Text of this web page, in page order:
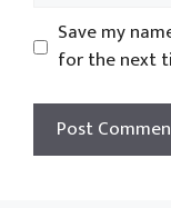
Save my
for the next